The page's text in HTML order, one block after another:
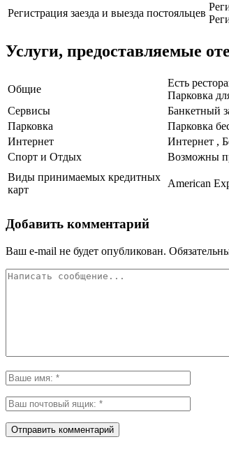
Регистрация заезда и выезда постояльцев
Услуги, предоставляемые
Общие
Есть
Парковка
Сервисы
Банкетный
Парковка
Парковка
Интернет
Интернет ,
Спорт и Отдых
Возможны
Виды принимаемых кредитных
карт
American
Добавить комментарий
Ваш e-mail не будет опубликован.